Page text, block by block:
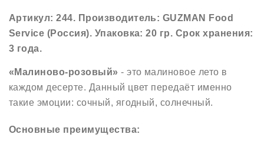
Артикул: 244. Производитель: GUZMAN Food
Service (Россия). Упаковка: 20 гр. Срок хранения:
3 года.
«Малиново-розовый»- это малиновое лето в
каждом десерте. Данный цвет передаёт именно
такие эмоции: сочный, ягодный, солнечный.
Основные преимущества: